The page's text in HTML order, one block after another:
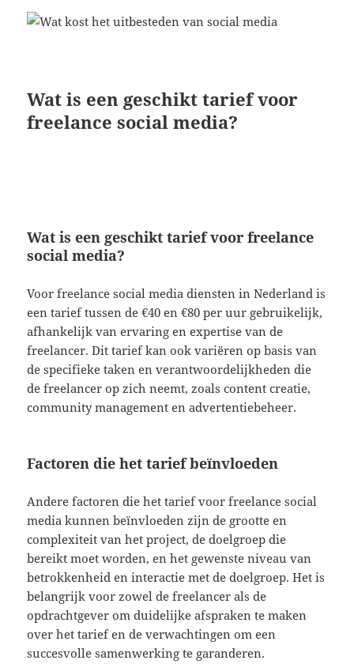
Wat is een geschikt tarief voor
freelance social media?
Wat is een geschikt tarief voor freelance
social media?
Voor freelance social media diensten in Nederland is
een tarief tussen de €40 en €80 per uur gebruikelijk,
afhankelijk van ervaring en expertise van de
freelancer. Dit tarief kan ook variëren op basis van
de specifieke taken en verantwoordelijkheden die
de freelancer op zich neemt, zoals content creatie,
community management en advertentiebeheer.
Factoren die het tarief beïnvloeden
Andere factoren die het tarief voor freelance social
media kunnen beïnvloeden zijn de grootte en
complexiteit van het project, de doelgroep die
bereikt moet worden, en het gewenste niveau van
betrokkenheid en interactie met de doelgroep. Het is
belangrijk voor zowel de freelancer als de
opdrachtgever om duidelijke afspraken te maken
over het tarief en de verwachtingen om een
succesvolle samenwerking te garanderen.